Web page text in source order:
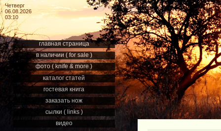
Четверг
06.08.2026
03:10
главная страница
в наличии ( for sale )
фото ( knife & more )
каталог статей
гостевая книга
заказать нож
сылки ( links )
видео